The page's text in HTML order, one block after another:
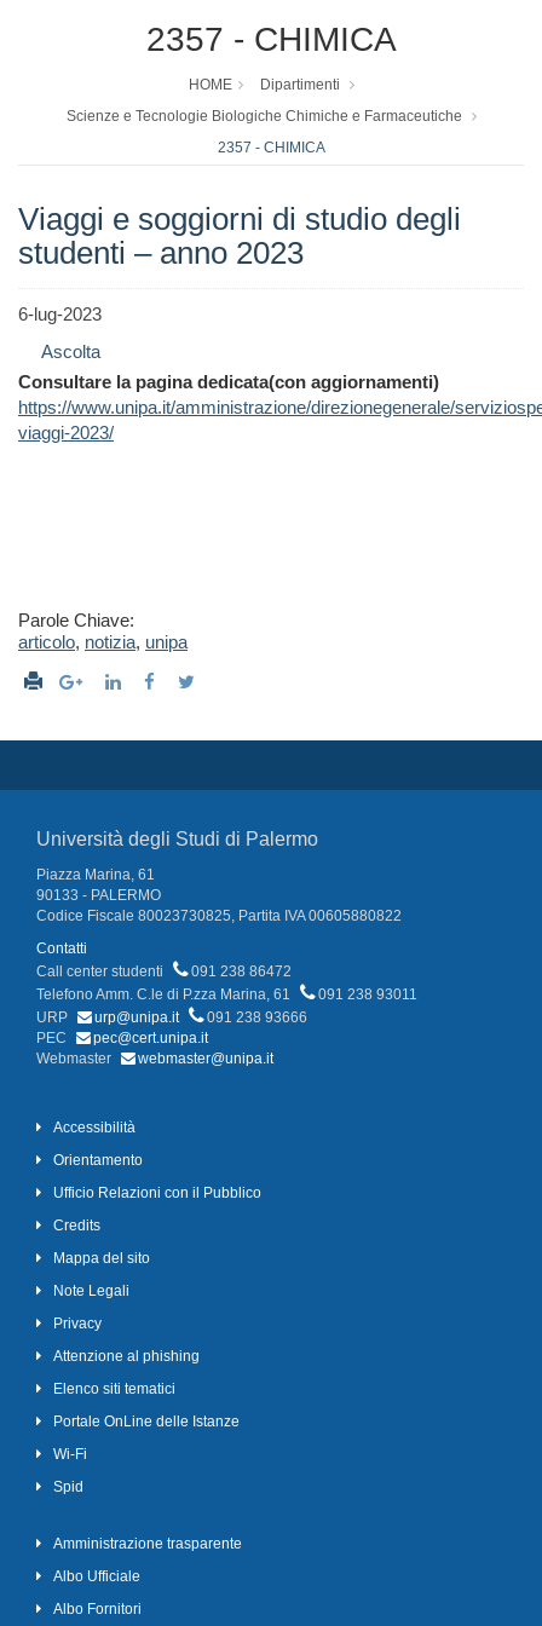
2357 - CHIMICA
HOME
Dipartimenti
Scienze e Tecnologie Biologiche Chimiche e Farmaceutiche
2357 - CHIMICA
Viaggi e soggiorni di studio degli
studenti – anno 2023
6-lug-2023
Ascolta
Consultare la pagina dedicata(con aggiornamenti)
https://www.unipa.it/amministrazione/direzionegenerale/
viaggi-2023/
Parole Chiave:
articolo, notizia, unipa
Università degli Studi di Palermo
Piazza Marina, 61
90133 - PALERMO
Codice Fiscale 80023730825, Partita IVA 00605880822
Contatti
Call center studenti
091 238 86472
Telefono Amm. C.le di P.zza Marina, 61
091 238 93011
URP
urp@unipa.it
091 238 93666
PEC
pec@cert.unipa.it
Webmaster
webmaster@unipa.it
Accessibilità
Orientamento
Ufficio Relazioni con il Pubblico
Credits
Mappa del sito
Note Legali
Privacy
Attenzione al phishing
Elenco siti tematici
Portale OnLine delle Istanze
Wi-Fi
Spid
Amministrazione trasparente
Albo Ufficiale
Albo Fornitori